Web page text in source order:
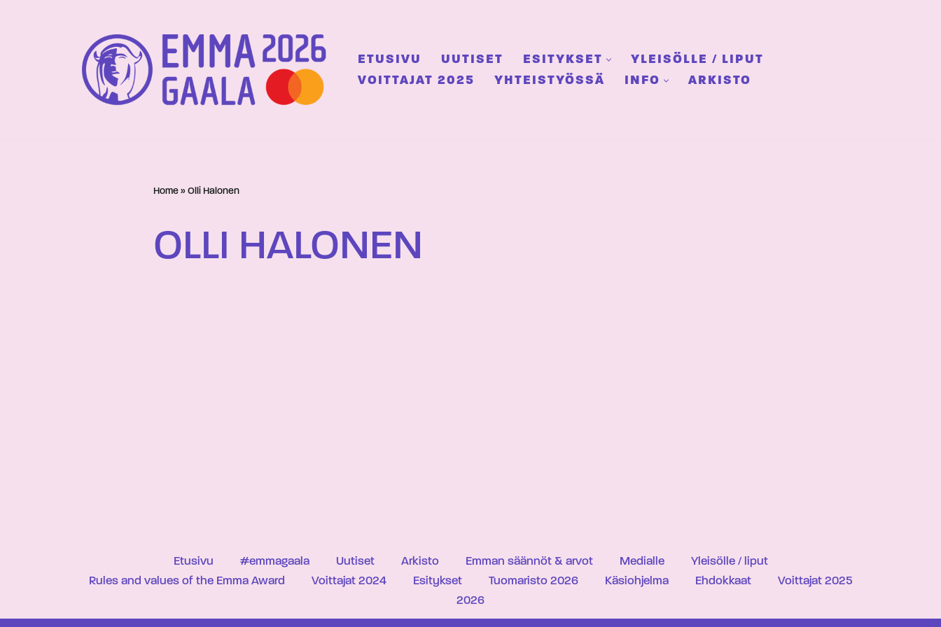
ETUSIVU UUTISET ESITYKSET
YLEISÖLLE / LIPUT
VOITTAJAT 2025
YHTEISTYÖSSÄ INFO ARKISTO
Home » Olli Halonen
OLLI HALONEN
Etusivu #emmagaala Uutiset Arkisto Emman säännöt & arvot Medialle
Yleisölle / liput
Rules and values of the Emma Award
Voittajat 2024 Esitykset Tuomaristo 2026 Käsiohjelma Ehdokkaat
Voittajat 2025
2026